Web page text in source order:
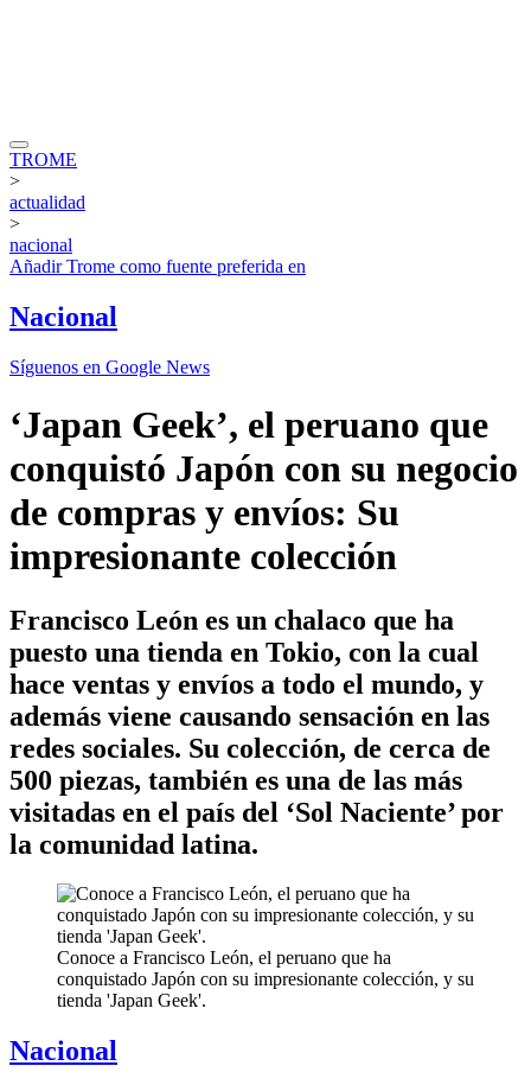
TROME
>
actualidad
>
nacional
AñadirTrome como fuente preferida en
Nacional
Síguenos en Google News
‘Japan Geek’, el peruano que
conquistó Japón con su negocio
de compras y envíos: Su
impresionante colección
Francisco León es un chalaco que ha
puesto una tienda en Tokio, con la cual
hace ventas y envíos a todo el mundo, y
además viene causando sensación en las
redes sociales. Su colección, de cerca de
500 piezas, también es una de las más
visitadas en el país del ‘Sol Naciente’ por
la comunidad latina.
Conoce a Francisco León, el peruano que ha
conquistado Japón con su impresionante colección, y su
tienda 'Japan Geek'.
Nacional